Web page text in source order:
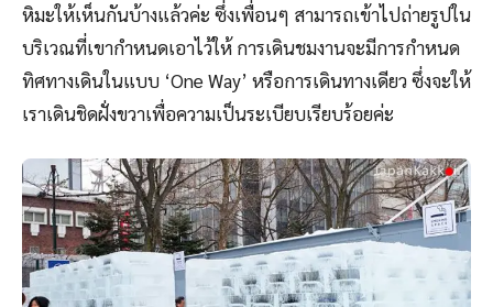
หิมะให้เห็นกันบ้างแล้วค่ะ ซึ่งเพื่อนๆ สามารถเข้าไปถ่ายรูปใน
บริเวณที่เขากำหนดเอาไว้ให้ การเดินชมงานจะมีการกำหนด
ทิศทางเดินในแบบ ‘One Way’ หรือการเดินทางเดียว ซึ่งจะให้
เราเดินชิดฝั่งขวาเพื่อความเป็นระเบียบเรียบร้อยค่ะ